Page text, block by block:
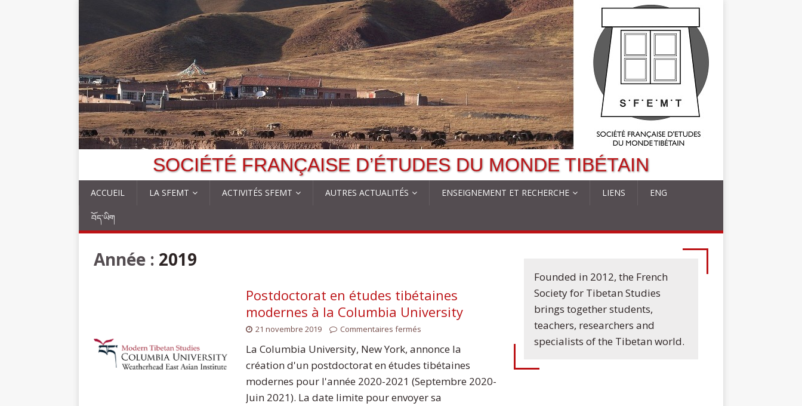
SOCIÉTÉ FRANÇAISE D’ÉTUDES DU MONDE TIBÉTAIN
ACCUEIL LA SFEMT ACTIVITÉS SFEMT AUTRES ACTUALITÉS ENSEIGNEMENT ET RECHERCHE LIENS ENG
བོད་ཡིག
Année : 2019
Postdoctorat en études tibétaines
modernes à la Columbia University
21 novembre 2019 Commentaires fermés
La Columbia University, New York, annonce la
création d'un postdoctorat en études tibétaines
modernes pour l'année 2020-2021 (Septembre 2020-
Juin 2021). La date limite pour envoyer sa
Founded in 2012, the French
Society for Tibetan Studies
brings together students,
teachers, researchers and
specialists of the Tibetan world.